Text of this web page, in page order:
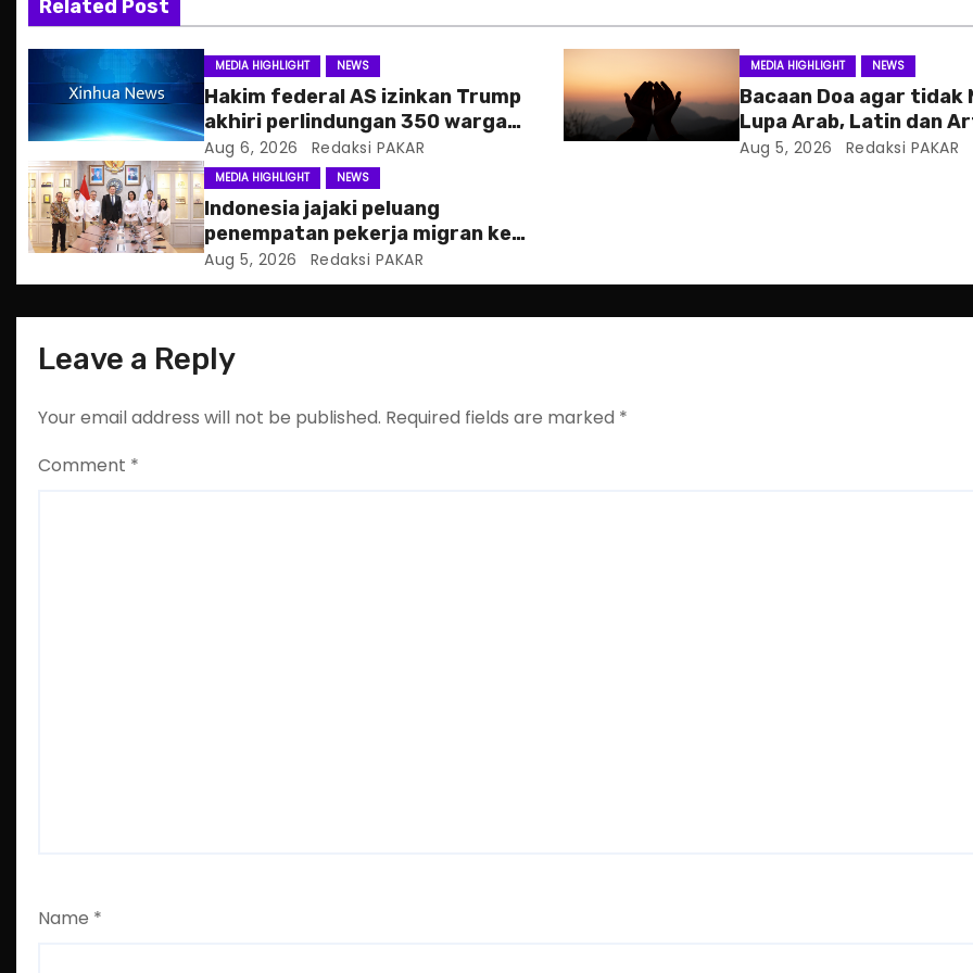
i
g
a
t
i
o
n
Related Post
MEDIA HIGHLIGHT NEWS
Hakim federal AS izinkan Trump
akhiri perlindungan 350 warga
Haiti
Aug 6, 2026 Redaksi PAKAR
MEDIA HIGHLIGHT NEWS
Bacaan Doa agar tidak
Lupa Arab, Latin dan
Aug 5, 2026 Redaksi PAKAR
MEDIA HIGHLIGHT NEWS
Indonesia jajaki peluang
penempatan pekerja migran ke
Slowakia
Aug 5, 2026 Redaksi PAKAR
Leave a Reply
Your email address will not be published. Required fields are marked *
Comment *
Name *